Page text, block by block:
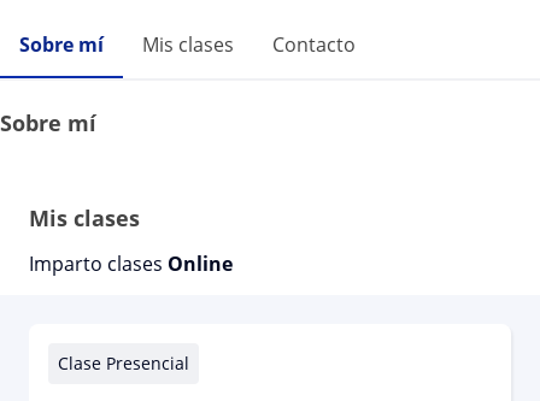
Sobre mí Mis clases Contacto
Sobre mí
Mis clases
Imparto clases Online
Clase Presencial